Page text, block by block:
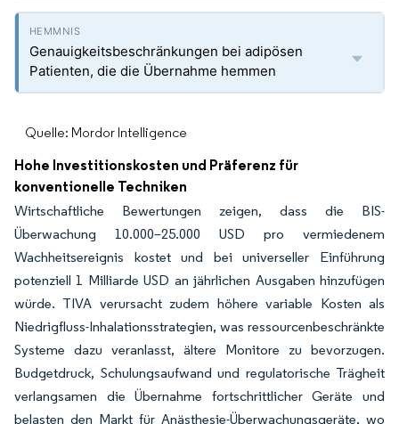
Genauigkeitsbeschränkungen bei adipösen
Patienten, die die Übernahme hemmen
Quelle: Mordor Intelligence
Hohe Investitionskosten und Präferenz für
konventionelle Techniken
Wirtschaftliche Bewertungen zeigen, dass die BIS-
Überwachung 10.000–25.000 USD pro vermiedenem
Wachheitsereignis kostet und bei universeller Einführung
potenziell 1 Milliarde USD an jährlichen Ausgaben hinzufügen
würde. TIVA verursacht zudem höhere variable Kosten als
Niedrigfluss-Inhalationsstrategien, was ressourcenbeschränkte
Systeme dazu veranlasst, ältere Monitore zu bevorzugen.
Budgetdruck, Schulungsaufwand und regulatorische Trägheit
verlangsamen die Übernahme fortschrittlicher Geräte und
belasten den Markt für Anästhesie-Überwachungsgeräte, wo